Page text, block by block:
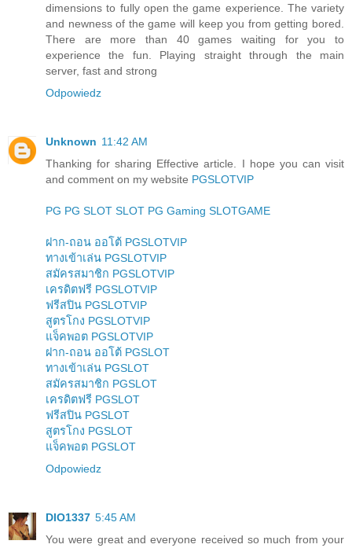
dimensions to fully open the game experience. The variety
and newness of the game will keep you from getting bored.
There are more than 40 games waiting for you to
experience the fun. Playing straight through the main
server, fast and strong
Odpowiedz
Unknown 11:42 AM
Thanking for sharing Effective article. I hope you can visit
and comment on my website PGSLOTVIP
PG PG SLOT SLOT PG Gaming SLOTGAME
ฝาก-ถอน ออโต้ PGSLOTVIP
ทางเข้าเล่น PGSLOTVIP
สมัครสมาชิก PGSLOTVIP
เครดิตฟรี PGSLOTVIP
ฟรีสปิน PGSLOTVIP
สูตรโกง PGSLOTVIP
แจ็คพอต PGSLOTVIP
ฝาก-ถอน ออโต้ PGSLOT
ทางเข้าเล่น PGSLOT
สมัครสมาชิก PGSLOT
เครดิตฟรี PGSLOT
ฟรีสปิน PGSLOT
สูตรโกง PGSLOT
แจ็คพอต PGSLOT
Odpowiedz
DIO1337 5:45 AM
You were great and everyone received so much from your